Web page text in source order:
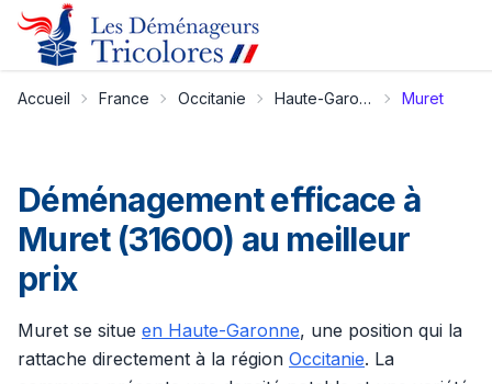
Accueil France Occitanie Haute-Garonne Muret
Déménagement efficace à
Muret (31600) au meilleur
prix
Muret se situe en Haute-Garonne, une position qui la
rattache directement à la région Occitanie. La